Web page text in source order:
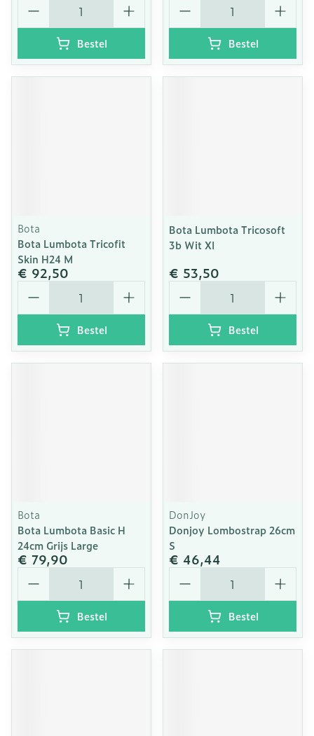
Bestel Bestel
Bota
Bota Lumbota Tricofit
Skin H24 M
€ 92,50
Aantal
Bestel
Bota Lumbota Tricosoft
3b Wit Xl
€ 53,50
Aantal
Bestel
Bota
Bota Lumbota Basic H
24cm Grijs Large
€ 79,90
Aantal
Bestel
DonJoy
Donjoy Lombostrap 26cm
S
€ 46,44
Aantal
Bestel